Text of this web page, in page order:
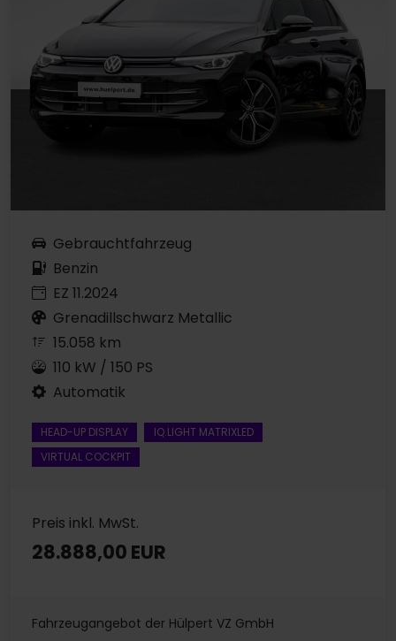
Gebrauchtfahrzeug
Benzin
EZ 11.2024
Grenadillschwarz Metallic
15.058 km
110 kW / 150 PS
Automatik
HEAD-UP DISPLAY
IQ.LIGHT MATRIXLED
VIRTUAL COCKPIT
Preis inkl. MwSt.
28.888,00 EUR
Fahrzeugangebot der Hülpert VZ GmbH